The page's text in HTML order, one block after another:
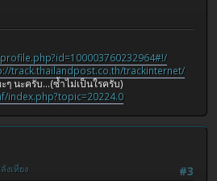
track.thailandpost.co.th/trackinternet/
ๆ นะครับ...(ซ้ำไม่เป็นใรครับ)
index.php?topic=20224.0
#3
งเที่ยง